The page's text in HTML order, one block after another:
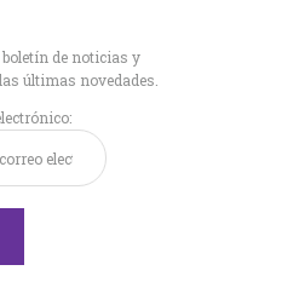
de noticias y
últimas novedades.